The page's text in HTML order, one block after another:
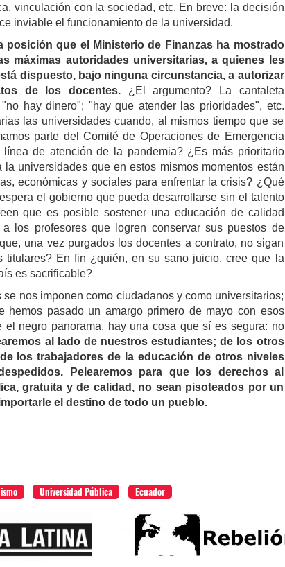
vinculación con la sociedad, etc. En breve: la decisión
inviable el funcionamiento de la universidad.
posición que el Ministerio de Finanzas ha mostrado
máximas autoridades universitarias, a quienes les
dispuesto, bajo ninguna circunstancia, a autorizar
de los docentes.¿El argumento? La cantaleta
hay dinero"; "hay que atender las prioridades", etc.
las universidades cuando, al mismos tiempo que se
parte del Comité de Operaciones de Emergencia
de atención de la pandemia? ¿Es más prioritario
universidades que en estos mismos momentos están
económicas y sociales para enfrentar la crisis? ¿Qué
el gobierno que pueda desarrollarse sin el talento
que es posible sostener una educación de calidad
a los profesores que logren conservar sus puestos de
una vez purgados los docentes a contrato, no sigan
titulares? En fin ¿quién, en su sano juicio, cree que la
es sacrificable?
se nos imponen como ciudadanos y como universitarios;
hemos pasado un amargo primero de mayo con esos
el negro panorama, hay una cosa que sí es segura: no
al lado de nuestros estudiantes; de los otros
los trabajadores de la educación de otros niveles
Pelearemos para que los derechos al
gratuita y de calidad, no sean pisoteados por un
el destino de todo un pueblo.
Universidad Pública Ecuador